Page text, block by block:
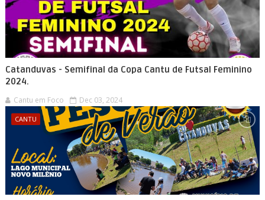
Catanduvas - Semifinal da Copa Cantu de Futsal Feminino
2024.
Cantu em Foco Dec 03, 2024
CANTU